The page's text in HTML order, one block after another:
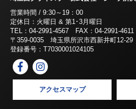
営業時間 / 9:30～19：00
定休日：火曜日 & 第1･3月曜日
TEL：04-2991-4567 FAX：04-2991-4611
〒359-0035 埼玉県所沢市西新井町12-29
登録番号：T7030001024105
アクセスマップ